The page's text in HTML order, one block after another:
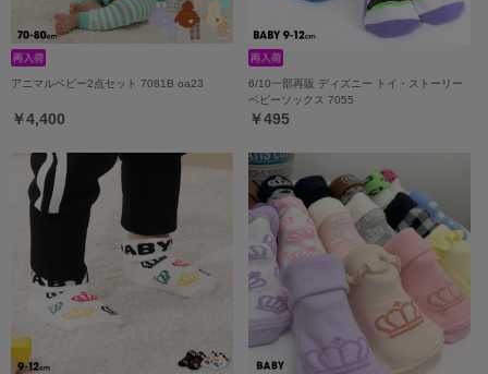
アニマルベビー2点セット 7081B oa23
￥4,400
6/10一部再販 ディズニー トイ・ストーリー
ベビーソックス 7055
￥495